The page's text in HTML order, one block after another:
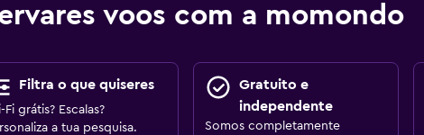
voos com a momondo
Filtra o que quiseres
Fi grátis? Escalas?
a tua pesquisa.
Gratuito e
independente
Somos completamente